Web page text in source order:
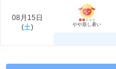
08月15日
(土) やや蒸し暑い